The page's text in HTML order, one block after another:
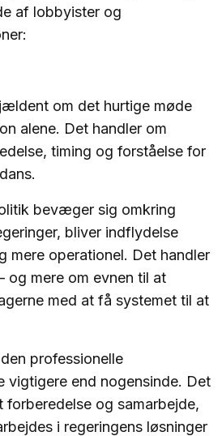
af lobbyister og
om det hurtige møde
alene. Det handler om
timing og forståelse for
bevæger sig omkring
bliver indflydelse
mere operationel. Det handler
og mere om evnen til at
med at få systemet til at
professionelle
vigtigere end nogensinde. Det
og samarbejde,
i regeringens løsninger